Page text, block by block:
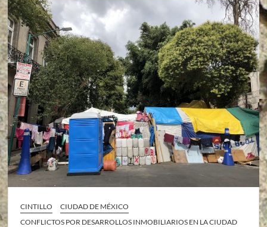
CINTILLO
CIUDAD DE MÉXICO
CONFLICTOS POR DESARROLLOS INMOBILIARIOS EN LA CIUDAD